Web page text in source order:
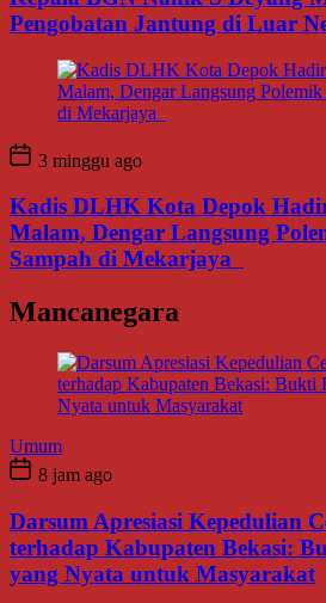
Pengobatan Jantung di Luar
3 minggu ago
Kadis DLHK Kota Depok
Malam, Dengar Langsung
Sampah di Mekarjaya
Mancanegara
Umum
8 jam ago
Darsum Apresiasi Kepedulian
terhadap Kabupaten Bekasi:
yang Nyata untuk Masyarakat